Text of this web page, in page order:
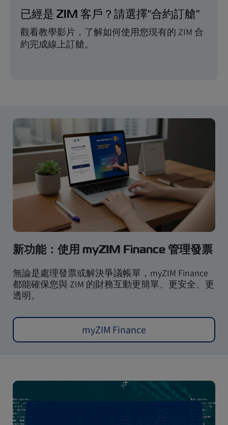
已經是 ZIM 客戶？請選擇”合約訂艙”
觀看教學影片，了解如何使用您現有的 ZIM 合
約完成線上訂艙。
新功能：使用 myZIM Finance 管理發票
無論是處理發票或解決爭議帳單，myZIM Finance
都能確保您與 ZIM 的財務互動更簡單、更安全、更
透明。
myZIM Finance